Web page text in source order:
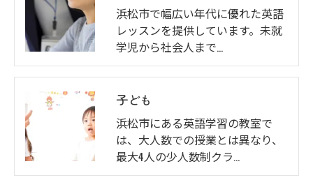
浜松市で幅広い年代に優れた英語
レッスンを提供しています。未就
学児から社会人まで…
子ども
浜松市にある英語学習の教室で
は、大人数での授業とは異なり、
最大4人の少人数制クラ…